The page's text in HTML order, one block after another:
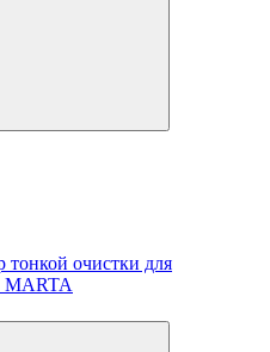
тонкой очистки для
MARTA